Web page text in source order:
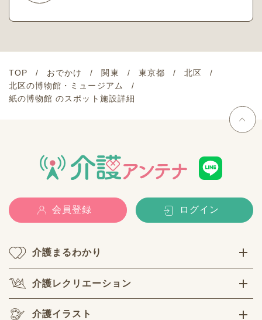
TOP おでかけ 関東 東京都
北区
北区の博物館・ミュージアム
紙の博物館 のスポット施設詳細
会員登録 ログイン
介護まるわかり
介護レクリエーション
介護イラスト